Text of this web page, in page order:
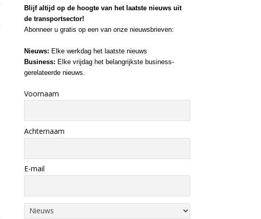
Blijf altijd op de hoogte van het laatste nieuws uit
de transportsector!
Abonneer u gratis op een van onze nieuwsbrieven:
Nieuws: Elke werkdag het laatste nieuws
Business: Elke vrijdag het belangrijkste business-
gerelateerde nieuws.
Voornaam
Achternaam
E-mail